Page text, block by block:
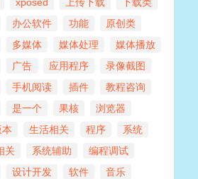
xposed 上传下载
下载类
办公软件 功能
原创类
多媒体 媒体处理
媒体播放
广告 应用程序
录像截图
手机阅读 插件
教程咨询
是一个 果核
浏览器
本 生活相关 程序
系统
关 系统辅助
编程调试
设计开发 软件 音乐